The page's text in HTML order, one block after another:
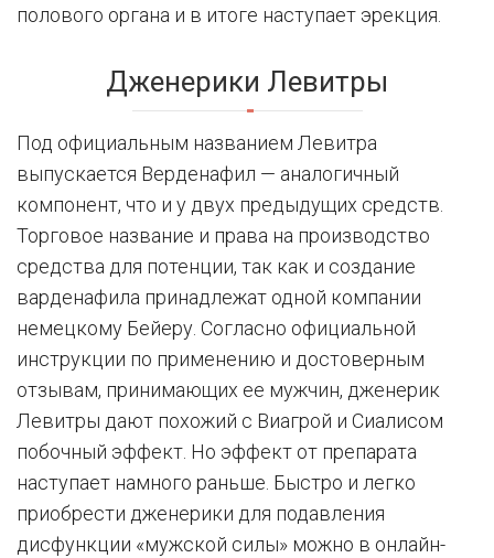
полового органа и в итоге наступает эрекция.
Дженерики Левитры
Под официальным названием Левитра
выпускается Верденафил — аналогичный
компонент, что и у двух предыдущих средств.
Торговое название и права на производство
средства для потенции, так как и создание
варденафила принадлежат одной компании
немецкому Бейеру. Согласно официальной
инструкции по применению и достоверным
отзывам, принимающих ее мужчин, дженерик
Левитры дают похожий с Виагрой и Сиалисом
побочный эффект. Но эффект от препарата
наступает намного раньше. Быстро и легко
приобрести дженерики для подавления
дисфункции «мужской силы» можно в онлайн-